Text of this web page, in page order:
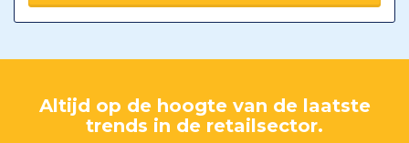
Altijd op de hoogte van de laatste
trends in de retailsector.